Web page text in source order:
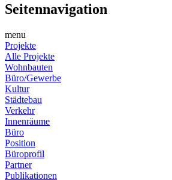
Seitennavigation
menu
Projekte
Alle Projekte
Wohnbauten
Büro/Gewerbe
Kultur
Städtebau
Verkehr
Innenräume
Büro
Position
Büroprofil
Partner
Publikationen